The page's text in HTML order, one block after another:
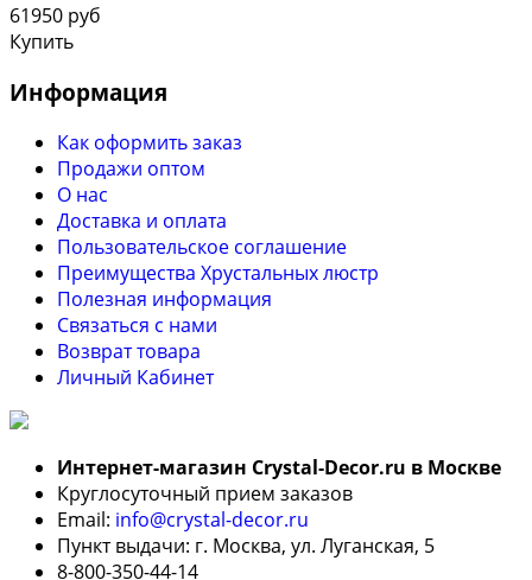
61950 руб
Купить
Информация
Как оформить заказ
Продажи оптом
О нас
Доставка и оплата
Пользовательское соглашение
Преимущества Хрустальных люстр
Полезная информация
Связаться с нами
Возврат товара
Личный Кабинет
Интернет-магазин Crystal-Decor.ru в Москве
Круглосуточный прием заказов
Email: info@crystal-decor.ru
Пункт выдачи: г. Москва, ул. Луганская, 5
8-800-350-44-14